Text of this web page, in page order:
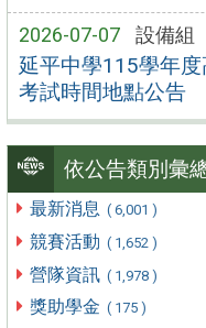
2026-07-07 設備組
延平中學115學年
考試時間地點公告
依公告類別彙
最新消息 ( 6,001 )
競賽活動 ( 1,652 )
營隊資訊 ( 1,978 )
獎助學金 ( 175 )